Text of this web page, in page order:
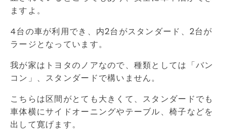
ますよ。
4台の車が利用でき、内2台がスタンダード、2台が
ラージとなっています。
我が家はトヨタのノアなので、種類としては「バン
コン」、スタンダードで構いません。
こちらは区間がとても大きくて、スタンダードでも
車体横にサイドオーニングやテーブル、椅子などを
出して寛げます。